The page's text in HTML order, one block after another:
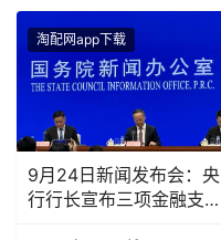
淘配网app下载
9月24日新闻发布会：央
行行长宣布三项金融支持